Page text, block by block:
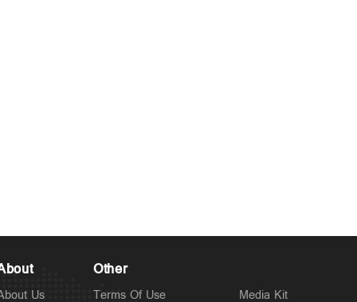
പിണറായി
Us
Other
Terms Of Use
Media Kit